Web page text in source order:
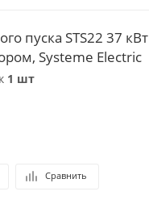
пуска STS22 37 кВт
Systeme Electric
1 шт
Сравнить